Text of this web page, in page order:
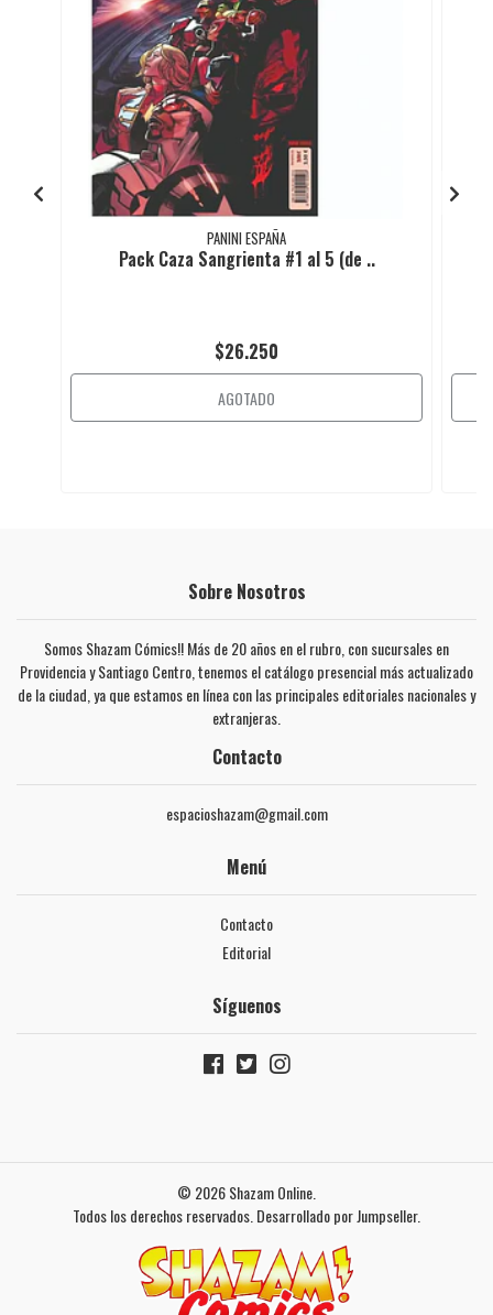
PANINI ESPAÑA
Pack Caza Sangrienta #1 al 5 (de ..
$26.250
AGOTADO
Sobre Nosotros
Somos Shazam Cómics!! Más de 20 años en el rubro, con sucursales en
Providencia y Santiago Centro, tenemos el catálogo presencial más actualizado
de la ciudad, ya que estamos en línea con las principales editoriales nacionales y
extranjeras.
Contacto
espacioshazam@gmail.com
Menú
Contacto
Editorial
Síguenos
© 2026 Shazam Online.
Todos los derechos reservados. Desarrollado por Jumpseller.